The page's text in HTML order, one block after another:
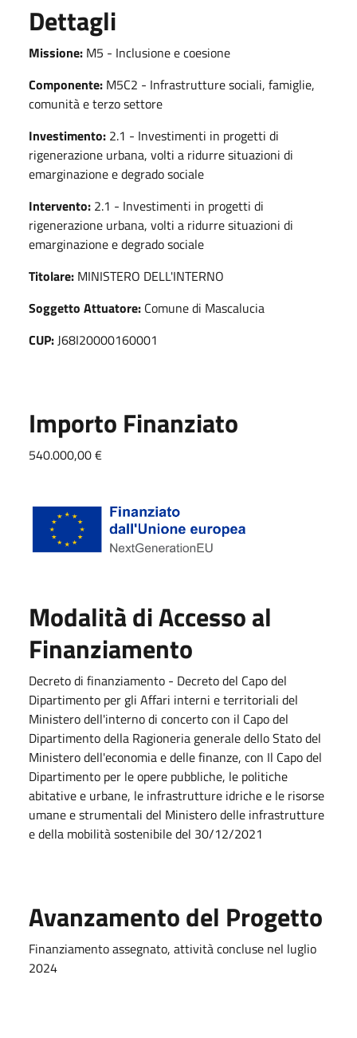
Dettagli
Missione: M5 - Inclusione e coesione
Componente: M5C2 - Infrastrutture sociali, famiglie,
comunità e terzo settore
Investimento: 2.1 - Investimenti in progetti di
rigenerazione urbana, volti a ridurre situazioni di
emarginazione e degrado sociale
Intervento: 2.1 - Investimenti in progetti di
rigenerazione urbana, volti a ridurre situazioni di
emarginazione e degrado sociale
Titolare: MINISTERO DELL'INTERNO
Soggetto Attuatore: Comune di Mascalucia
CUP: J68I20000160001
Importo Finanziato
540.000,00 €
Modalità di Accesso al
Finanziamento
Decreto di finanziamento - Decreto del Capo del
Dipartimento per gli Affari interni e territoriali del
Ministero dell'interno di concerto con il Capo del
Dipartimento della Ragioneria generale dello Stato del
Ministero dell'economia e delle finanze, con Il Capo del
Dipartimento per le opere pubbliche, le politiche
abitative e urbane, le infrastrutture idriche e le risorse
umane e strumentali del Ministero delle infrastrutture
e della mobilità sostenibile del 30/12/2021
Avanzamento del Progetto
Finanziamento assegnato, attività concluse nel luglio
2024